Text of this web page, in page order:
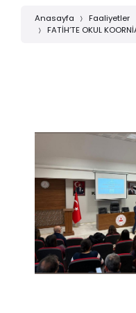
Anasayfa
Faaliyetler
FATİH’TE OKUL